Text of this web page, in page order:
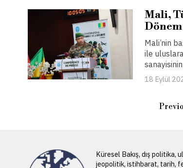
Mali,
Mali’nin
ile
18 Eylül
Küresel Bakış, dış politika,
jeopolitik, istihbarat, tarih,